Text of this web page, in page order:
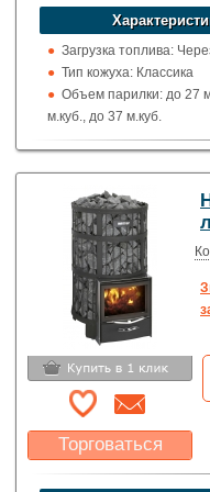
устроит?
Указать цену
Загрузка топлива:
Тип кожуха: Классика
Объем парилки: до 27
м.куб., до 37 м.куб.
Дверца: Со стеклом,
Топка (материал):
Использование: Для
Производитель:
Торговаться
Какая цена Вас